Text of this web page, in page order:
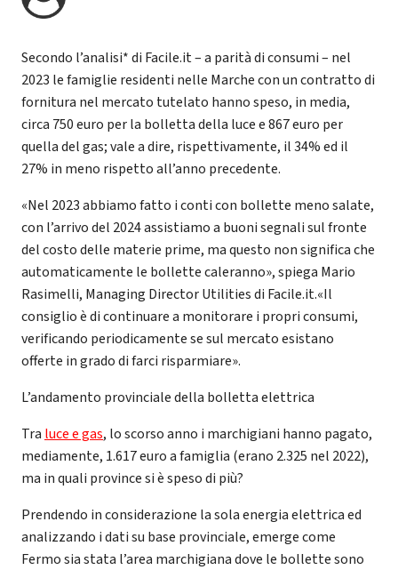
Secondo l’analisi* di Facile.it – a parità di consumi – nel
2023 le famiglie residenti nelle Marche con un contratto di
fornitura nel mercato tutelato hanno speso, in media,
circa 750 euro per la bolletta della luce e 867 euro per
quella del gas; vale a dire, rispettivamente, il 34% ed il
27% in meno rispetto all’anno precedente.
«Nel 2023 abbiamo fatto i conti con bollette meno salate,
con l’arrivo del 2024 assistiamo a buoni segnali sul fronte
del costo delle materie prime, ma questo non significa che
automaticamente le bollette caleranno», spiega Mario
Rasimelli, Managing Director Utilities di Facile.it.«Il
consiglio è di continuare a monitorare i propri consumi,
verificando periodicamente se sul mercato esistano
offerte in grado di farci risparmiare».
L’andamento provinciale della bolletta elettrica
Tra luce e gas, lo scorso anno i marchigiani hanno pagato,
mediamente, 1.617 euro a famiglia (erano 2.325 nel 2022),
ma in quali province si è speso di più?
Prendendo in considerazione la sola energia elettrica ed
analizzando i dati su base provinciale, emerge come
Fermo sia stata l’area marchigiana dove le bollette sono